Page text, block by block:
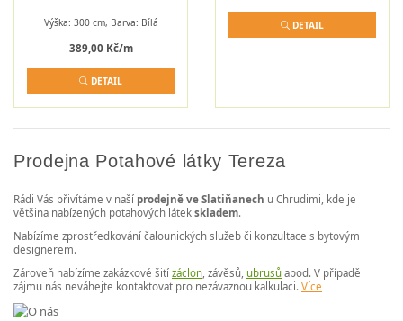
Výška: 300 cm, Barva: Bílá
389,00 Kč/m
DETAIL
DETAIL
Prodejna Potahové látky Tereza
Rádi Vás přivítáme v naší prodejně ve Slatiňanech u Chrudimi, kde je
většina nabízených potahových látek skladem.
Nabízíme zprostředkování čalounických služeb či konzultace s bytovým
designerem.
Zároveň nabízíme zakázkové šití záclon , závěsů, ubrusů apod. V případě
zájmu nás neváhejte kontaktovat pro nezávaznou kalkulaci. Více